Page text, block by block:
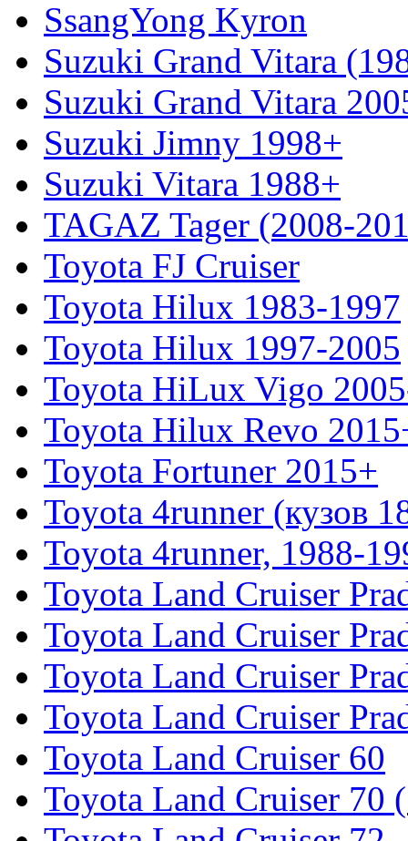
SsangYong Kyron
Suzuki Grand Vitara
Suzuki Grand Vitara
Suzuki Jimny 1998+
Suzuki Vitara 1988+
TAGAZ Tager (2008-
Toyota FJ Cruiser
Toyota Hilux 1983-1997
Toyota Hilux 1997-2005
Toyota HiLux Vigo
Toyota Hilux Revo
Toyota Fortuner 2015+
Toyota 4runner (кузов
Toyota 4runner, 1988-
Toyota Land Cruiser
Toyota Land Cruiser
Toyota Land Cruiser
Toyota Land Cruiser
Toyota Land Cruiser 60
Toyota Land Cruiser 70